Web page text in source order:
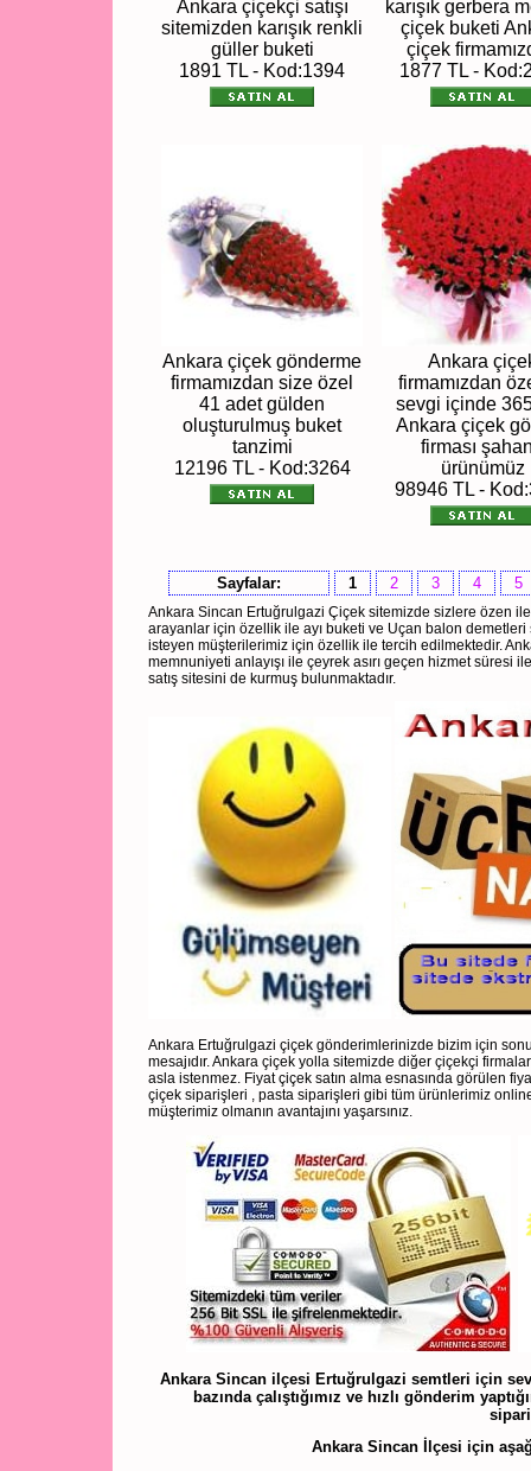
Ankara çiçekçi satışı
sitemizden karışık renkli
güller buketi
1891 TL - Kod:1394
karışık gerbera
çiçek buketi
çiçek
1877 TL -
Ankara çiçek gönderme
firmamızdan size özel
41 adet gülden
oluşturulmuş buket
tanzimi
12196 TL - Kod:3264
Ankara
firmamızdan
sevgi içinde
Ankara çiçek
firması
ürünümüz
98946 TL -
Sayfalar: 1 2 3 4 5
Ankara Sincan Ertuğrulgazi Çiçek sitemizde sizlere özen
arayanlar için özellik ile ayı buketi ve Uçan balon
isteyen müşterilerimiz için özellik ile tercih edilmektedir.
memnuniyeti anlayışı ile çeyrek asırı geçen hizmet
satış sitesini de kurmuş bulunmaktadır.
Ankara Ertuğrulgazi çiçek gönderimlerinizde bizim için
mesajıdır. Ankara çiçek yolla sitemizde diğer çiçekçi
asla istenmez. Fiyat çiçek satın alma esnasında görülen
çiçek siparişleri , pasta siparişleri gibi tüm ürünlerimiz
müşterimiz olmanın avantajını yaşarsınız.
Ankara Sincan ilçesi Ertuğrulgazi semtleri için
bazında çalıştığımız ve hızlı gönderim
Ankara Sincan İlçesi için